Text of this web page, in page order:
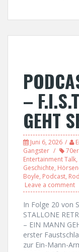
–
GEHT
Juni 6, 2026
Gangster
70er
Entertainment Talk,
Geschichte,
Boyle, Podcast,
Leave a comment
In Folge 20 von
STALLONE
– EIN MANN
erster
zur Ein-Mann-